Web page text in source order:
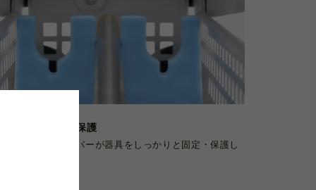
360°全方位から保護
に富んだシリコンバーが器具をしっかりと固定・保護し